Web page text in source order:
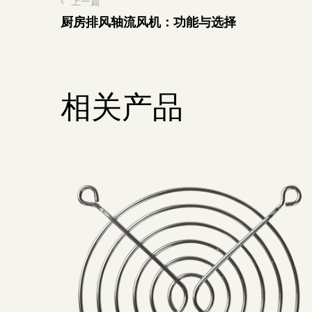
厨房排风轴流风机：功能与选择
相关产品